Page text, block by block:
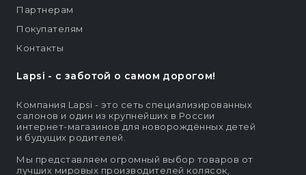
Lapsi - c заботой о самом дорогом!
Компания Lapsi - это сеть специализированных
салонов и один из крупнейших в России
интернет-магазинов для новорождённых детей
и будущих родителей.
Мы представляем огромный выбор товаров от
лучших мировых производителей колясок,
Партнерам
Покупателям
Контакты